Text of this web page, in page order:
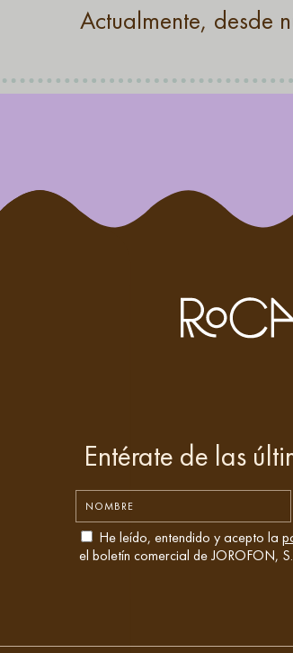
Actualmente, desde
Entérate de las
He leído, entendido y acepto la
el boletín comercial de JOROFON,